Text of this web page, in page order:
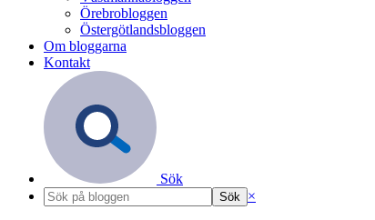
Örebrobloggen
Östergötlandsbloggen
Om bloggarna
Kontakt
Sök
×